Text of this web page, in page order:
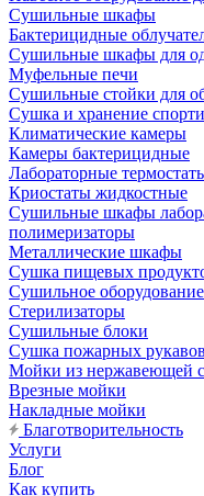
Сушильные шкафы
Бактерицидные
Сушильные шкафы для
Муфельные печи
Сушильные стойки для
Сушка и хранение
Климатические камеры
Камеры бактерицидные
Лабораторные
Криостаты жидкостные
Сушильные шкафы
полимеризаторы
Металлические шкафы
Сушка пищевых
Сушильное
Стерилизаторы
Сушильные блоки
Сушка пожарных рукавов
Мойки из нержавеющей
Врезные мойки
Накладные мойки
Благотворительность
Услуги
Блог
Как купить